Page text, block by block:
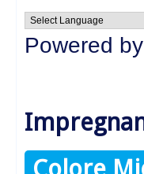
Powered by